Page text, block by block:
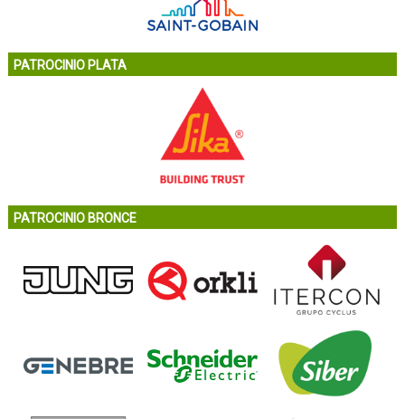
PATROCINIO PLATA
PATROCINIO BRONCE